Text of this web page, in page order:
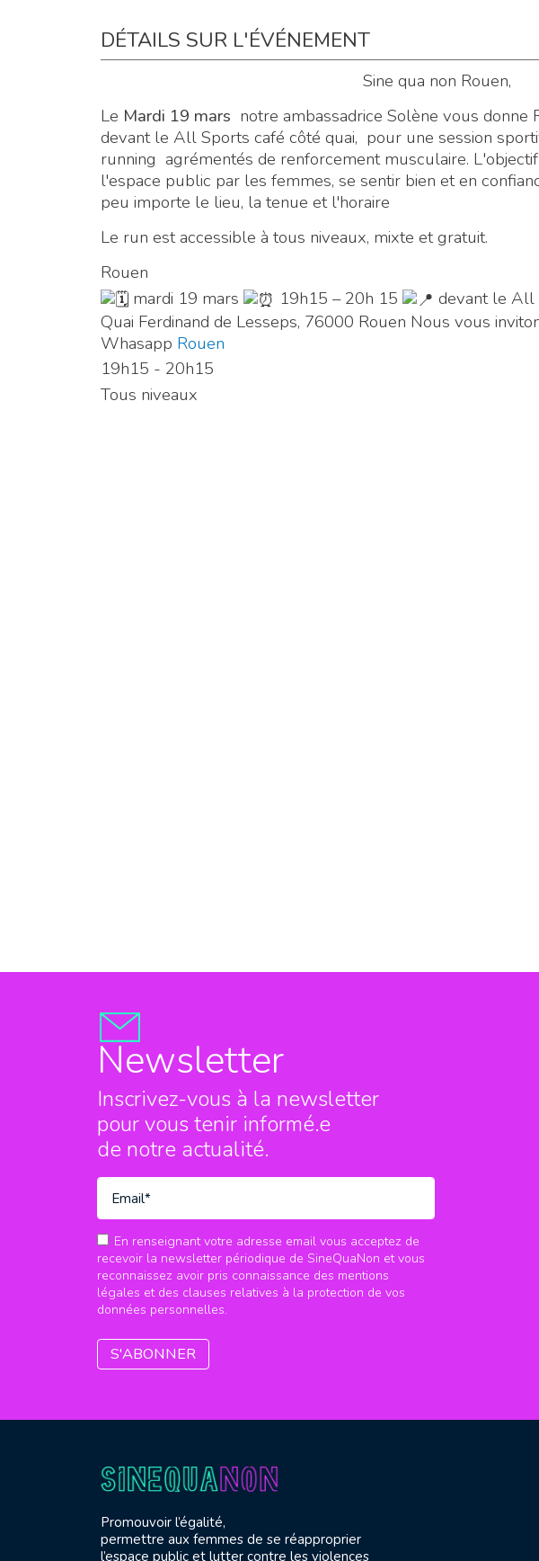
DÉTAILS SUR L'ÉVÉNEMENT
Sine qua non Rouen,
Le Mardi 19 mars notre ambassadrice Solène vous donne
devant le All Sports café côté quai, pour une session
running agrémentés de renforcement musculaire.
l'espace public par les femmes, se sentir bien et en
peu importe le lieu, la tenue et l'horaire
Le run est accessible à tous niveaux, mixte et gratuit.
Rouen
mardi 19 mars
19h15 – 20h 15 devant le All
Quai Ferdinand de Lesseps, 76000 Rouen Nous vous
Whasapp Rouen
19h15 - 20h15
Tous niveaux
Newsletter
Inscrivez-vous à la newsletter
pour vous tenir informé.e
de notre actualité.
En renseignant votre adresse email vous acceptez de
recevoir la newsletter périodique de SineQuaNon et vous
reconnaissez avoir pris connaissance des mentions
légales et des clauses relatives à la protection de vos
données personnelles.
Promouvoir l’égalité,
permettre aux femmes de se réapproprier
l’espace public et lutter contre les violences